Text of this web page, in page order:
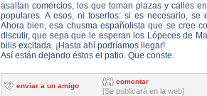
asaltan comercios, los que toman plazas y calles
populares. A esos, ni toserlos: si es necesario, se
Ahora bien, esa chusma españolista que se cree
discutir, que sepa que le esperan los Lópeces de
bilis excitada. ¡Hasta ahí podríamos llegar!
Así están dejando éstos el patio. Que conste.
enviar a un amigo
comentar
[Se publicará en la web]